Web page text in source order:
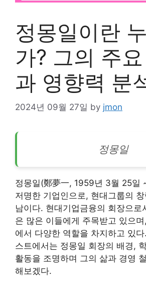
정몽일이란
가? 그의 주
과 영향력 분
2024년 09월 27일 by jmon
정몽일
정몽일(鄭夢一, 1959년 3월 25일
저명한 기업인으로, 현대그룹의
남이다. 현대기업금융의 회장으로
은 많은 이들에게 주목받고 있으
에서 다양한 역할을 차지하고 있
스트에서는 정몽일 회장의 배경,
활동을 조명하며 그의 삶과 경영
해보겠다.